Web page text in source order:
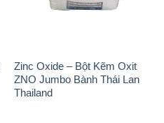
Zinc Oxide – Bột Kẽm Oxit
ZNO Jumbo Bành Thái Lan
Thailand